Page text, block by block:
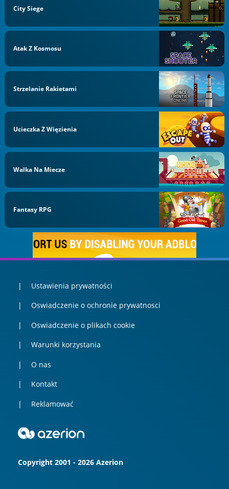
City Siege
Atak Z Kosmosu
Strzelanie Rakietami
Ucieczka Z Więzienia
Walka Na Miecze
Fantasy RPG
Ustawienia prywatności
Oswiadczenie o ochronie prywatnosci
Oswiadczenie o plikach cookie
Warunki korzystania
O nas
Kontakt
Reklamować
Copyright 2001 - 2026 Azerion